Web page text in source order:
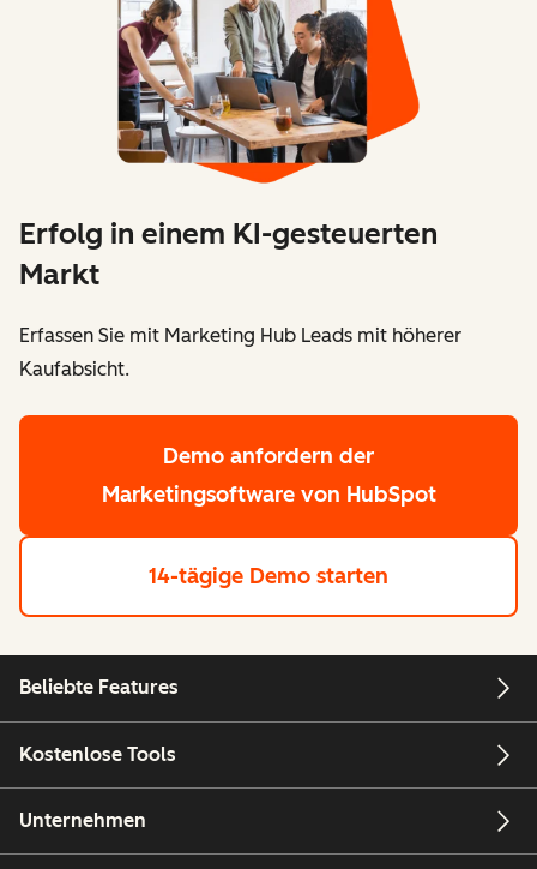
Erfolg in einem KI-gesteuerten
Markt
Erfassen Sie mit Marketing Hub Leads mit höherer
Kaufabsicht.
Demo anfordern der
Marketingsoftware von HubSpot
14-tägige Demo starten
Beliebte Features
Kostenlose Tools
Unternehmen